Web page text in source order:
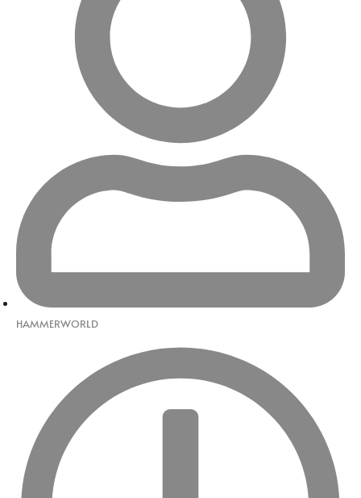
HAMMERWORLD